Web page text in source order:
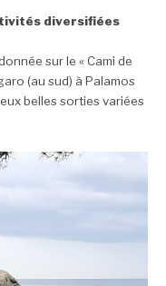
diversifiées
sur le « Cami de
(au sud) à Palamos
belles sorties variées